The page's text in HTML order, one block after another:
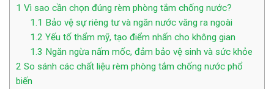
1 Vì sao cần chọn đúng rèm phòng tắm chống nước?
1.1 Bảo vệ sự riêng tư và ngăn nước văng ra ngoài
1.2 Yếu tố thẩm mỹ, tạo điểm nhấn cho không gian
1.3 Ngăn ngừa nấm mốc, đảm bảo vệ sinh và sức khỏe
2 So sánh các chất liệu rèm phòng tắm chống nước phổ
biến